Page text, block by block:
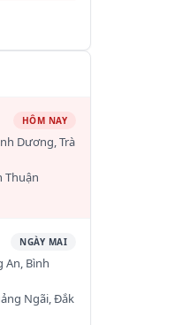
HÔM NAY
Dương, Trà
Thuận
NGÀY MAI
An, Bình
Ngãi, Đắk